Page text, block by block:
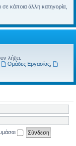
σε κάποια άλλη κατηγορία,
λήξει.
Ομάδες Εργασίας,